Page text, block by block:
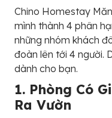
Chino Homestay
mình thành 4 phân
những nhóm khách
đoàn lên tới 4 người.
dành cho bạn.
1. Phòng Có
Ra Vườn